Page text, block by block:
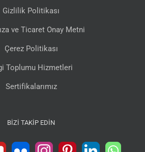
Gizlilik Politikası
ve Ticaret Onay Metni
Çerez Politikası
Toplumu Hizmetleri
Sertifikalarımız
BIZI TAKIP EDIN